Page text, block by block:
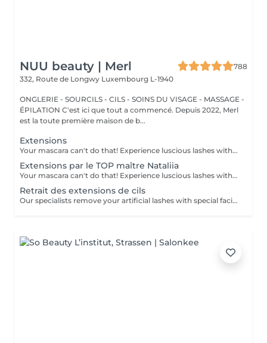
NUU beauty | Merl
788
332, Route de Longwy Luxembourg L-1940
ONGLERIE - SOURCILS - CILS - SOINS DU VISAGE - MASSAGE -
ÉPILATION C'est ici que tout a commencé. Depuis 2022, Merl
est la toute première maison de b...
Extensions
Your mascara can't do that! Experience luscious lashes with our professional lash extensions. Each artificial lash is expertly applied to your natural lashes, creating a fuller, longer, and darker look. Volume options: choose from 1D to 5D for the perfect fullness. Personalised choices: discuss your preferences for curves and colours with our expert. What to expect: - eye area is cleaned - tape and patches protect the skin - extensions are applied to your natural lashes - lashes are dried for a secure hold - tape and patches are removed Post-care: avoid wetting lashes for 24 hours. Frequency: schedule every 3-4 weeks.
Extensions par le TOP maître Nataliia
Your mascara can't do that! Experience luscious lashes with our professional lash extensions. Each artificial lash is expertly applied to your natural lashes, creating a fuller, longer, and darker look. Volume options: choose from 1D to 5D for the perfect fullness. Personalised choices: discuss your preferences for curves and colours with our expert. Comfort focused: extensions are applied one eye at a time, with breaks as needed during the 2-hour process. What to expect: - eye area is cleaned - tape and patches protect the skin - extensions are applied to your natural lashes - lashes are dried for a secure hold - tape and patches are removed Post-care: avoid wetting lashes for 24 hours. Frequency: schedule every 3-4 weeks.
Retrait des extensions de cils
Our specialists remove your artificial lashes with special facilities.